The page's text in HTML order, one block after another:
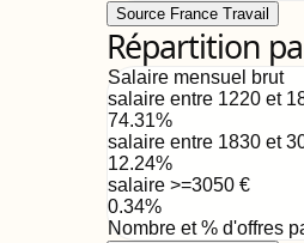
Source France Travail
Répartition
Salaire mensuel brut
salaire entre 1220 et
74.31%
salaire entre 1830 et
12.24%
salaire >=3050€
0.34%
Nombre et % d'offres